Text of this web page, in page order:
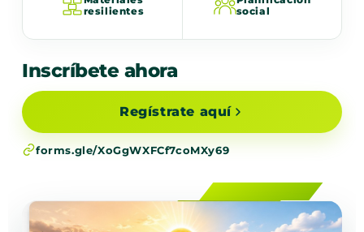
resilientes
social
Inscríbete ahora
Regístrate aquí
forms.gle/XoGgWXFCf7coMXy69